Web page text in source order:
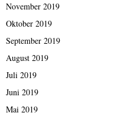
November 2019
Oktober 2019
September 2019
August 2019
Juli 2019
Juni 2019
Mai 2019